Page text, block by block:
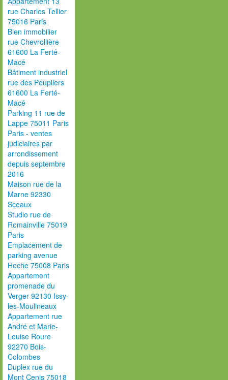
rue Charles Tellier
75016 Paris
Bien immobilier
rue Chevrollière
61600 La Ferté-
Macé
Bâtiment industriel
rue des Peupliers
61600 La Ferté-
Macé
Parking 11 rue de
Lappe 75011 Paris
Paris - ventes
judiciaires par
arrondissement
depuis septembre
2016
Maison rue de la
Marne 92330
Sceaux
Studio rue de
Romainville 75019
Paris
Emplacement de
parking avenue
Hoche 75008 Paris
Appartement
promenade du
Verger 92130 Issy-
les-Moulineaux
Appartement rue
André et Marie-
Louise Roure
92270 Bois-
Colombes
Duplex rue du
Mont Cenis 75018